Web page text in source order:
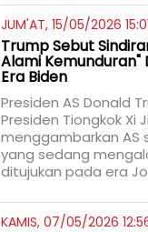
JUM'AT, 15/05/2026
Trump Sebut
Alami Kemunduran"
Era Biden
Presiden AS Donald
Presiden Tiongkok Xi
menggambarkan AS
yang sedang
ditujukan pada era
KAMIS, 07/05/2026